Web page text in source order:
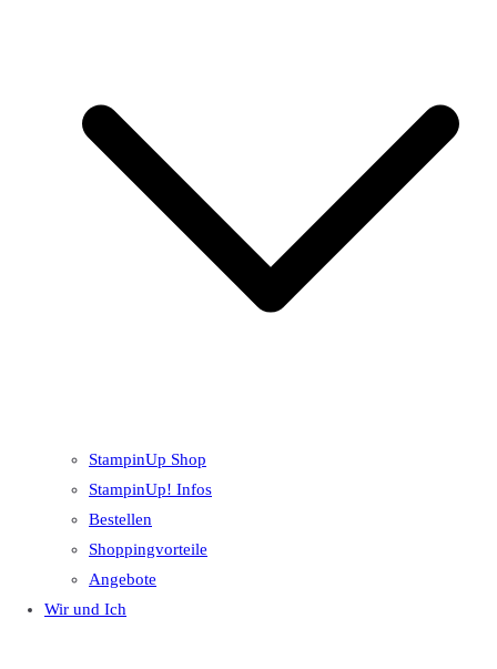
StampinUp Shop
StampinUp! Infos
Bestellen
Shoppingvorteile
Angebote
Wir und Ich